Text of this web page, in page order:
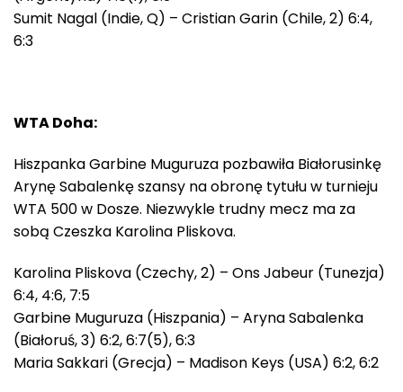
Sumit Nagal (Indie, Q) – Cristian Garin (Chile, 2) 6:4,
6:3
WTA Doha:
Hiszpanka Garbine Muguruza pozbawiła Białorusinkę
Arynę Sabalenkę szansy na obronę tytułu w turnieju
WTA 500 w Dosze. Niezwykle trudny mecz ma za
sobą Czeszka Karolina Pliskova.
Karolina Pliskova (Czechy, 2) – Ons Jabeur (Tunezja)
6:4, 4:6, 7:5
Garbine Muguruza (Hiszpania) – Aryna Sabalenka
(Białoruś, 3) 6:2, 6:7(5), 6:3
Maria Sakkari (Grecja) – Madison Keys (USA) 6:2, 6:2